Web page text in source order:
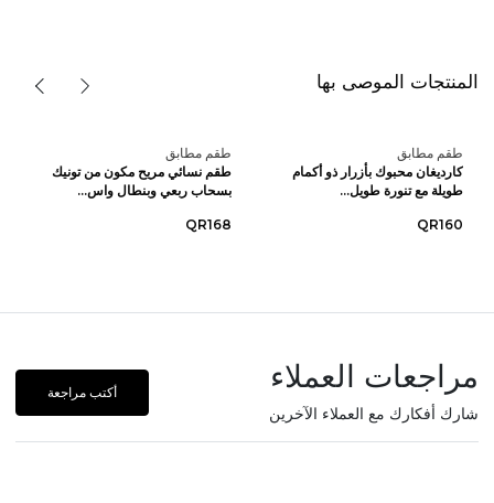
المنتجات الموصى بها
طقم مطابق
كارديغان محبوك بأزرار ذو أكمام
طويلة مع تنورة طويل...
QR160
طقم مطابق
طقم نسائي مريح مكون من تونيك
بسحاب ربعي وبنطال واس...
QR168
مراجعات العملاء
شارك أفكارك مع العملاء الآخرين
أكتب مراجعة